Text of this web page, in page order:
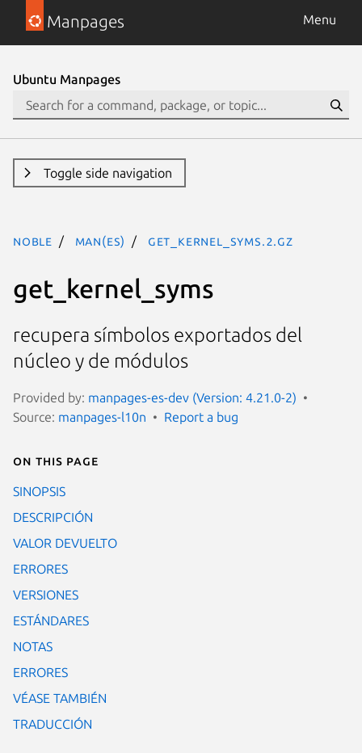
Manpages Menu
Ubuntu Manpages
Toggle side navigation
noble man(es) get_kernel_syms.2.gz
get_kernel_syms
recupera símbolos exportados del
núcleo y de módulos
Provided by: manpages-es-dev (Version: 4.21.0-2)
Source: manpages-l10n Report a bug
On this page
SINOPSIS
DESCRIPCIÓN
VALOR DEVUELTO
ERRORES
VERSIONES
ESTÁNDARES
NOTAS
ERRORES
VÉASE TAMBIÉN
TRADUCCIÓN